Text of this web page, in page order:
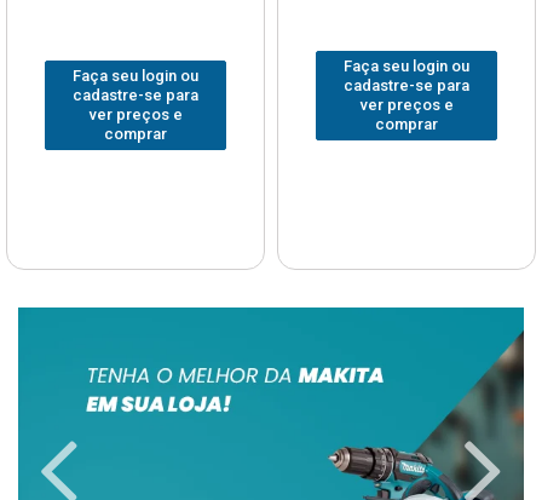
Faça seu login ou
cadastre-se para
ver preços e
comprar
Faça seu login ou
cadastre-se para
ver preços e
comprar